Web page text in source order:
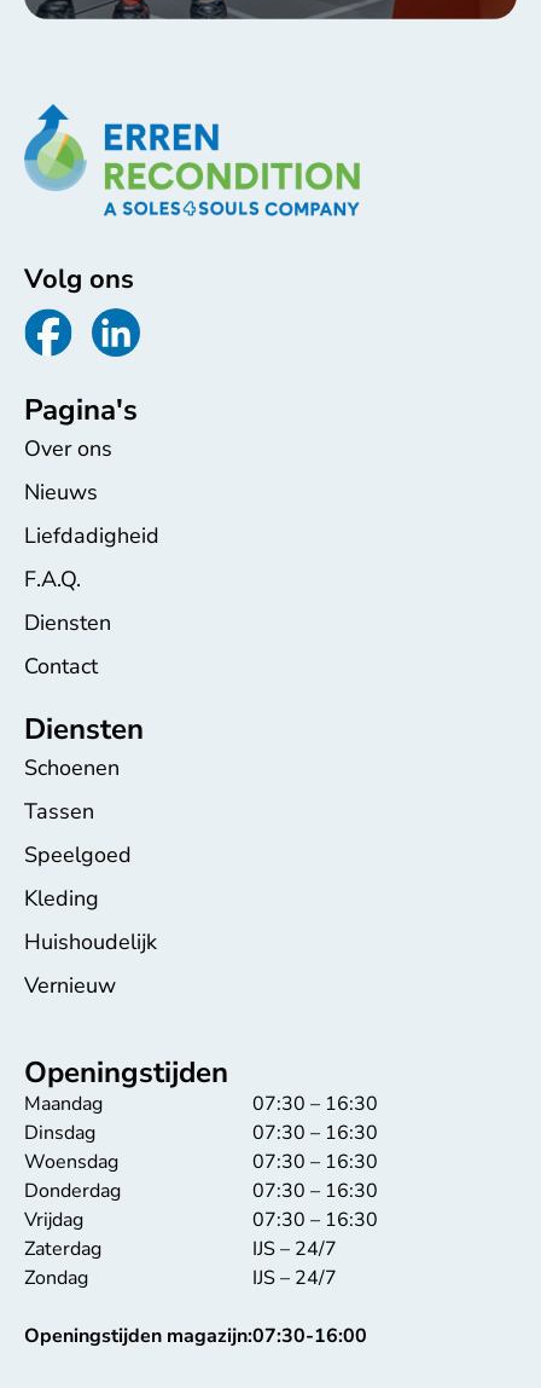
Volg ons
Pagina's
Over ons
Nieuws
Liefdadigheid
F.A.Q.
Diensten
Contact
Diensten
Schoenen
Tassen
Speelgoed
Kleding
Huishoudelijk
Vernieuw
Openingstijden
Maandag
Dinsdag
Woensdag
Donderdag
Vrijdag
Zaterdag
Zondag
Openingstijden magazijn:
07:30 – 16:30
07:30 – 16:30
07:30 – 16:30
07:30 – 16:30
07:30 – 16:30
IJS – 24/7
IJS – 24/7
07:30-16:00